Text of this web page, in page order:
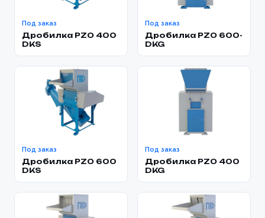
Под заказ
Дробилка PZO 400
DKS
Под заказ
Дробилка PZO 600-
DKG
Под заказ
Дробилка PZO 600
DKS
Под заказ
Дробилка PZO 400
DKG
Товар
Способ оплаты
Товар
Ваше имя *
Ваше имя *
Телефон *